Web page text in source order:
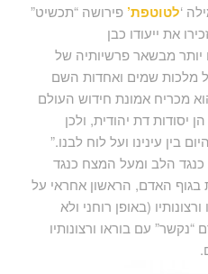
‘לטוטפת’ פירושה “תכשיט”
את ייעודו כבן
יותר מבשאר פרשיותיה של
מלכות שמים ואחדות השם
מכריח אמונת חידוש העולם
יסודות דת יהודית, ולכן
בין עינינו ועל לוח לבנו.”
כנגד הלב ומעל המצח כנגד
בגוף האדם, הראשון אחראי על
(באופן רוחני ולא
“נקשר” עם בוראו ורצונותיו